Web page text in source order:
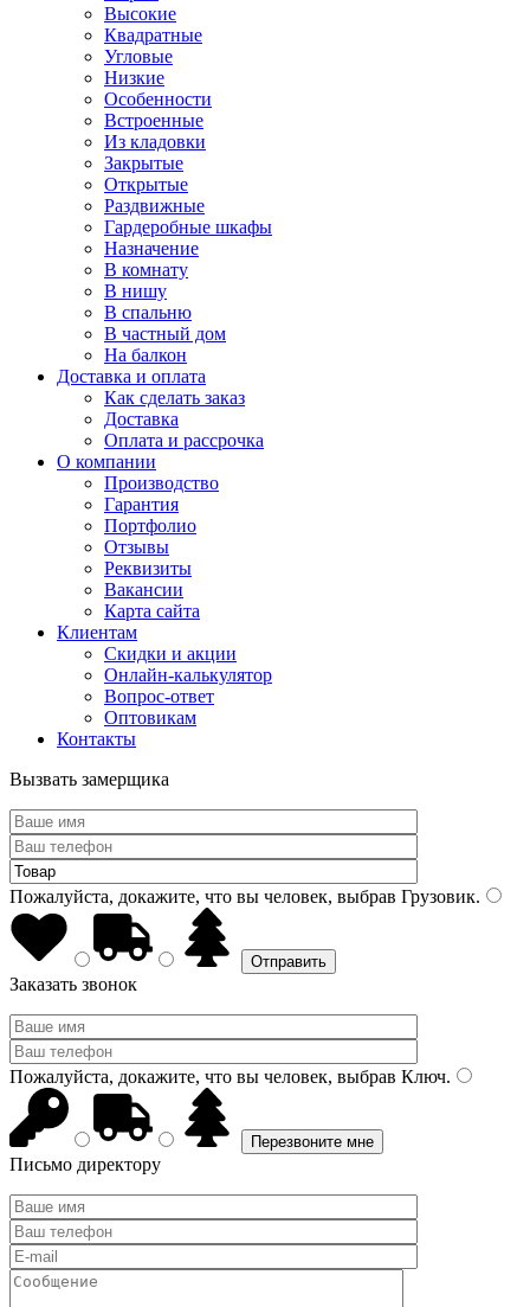
Высокие
Квадратные
Угловые
Низкие
Особенности
Встроенные
Из кладовки
Закрытые
Открытые
Раздвижные
Гардеробные шкафы
Назначение
В комнату
В нишу
В спальню
В частный дом
На балкон
Доставка и оплата
Как сделать заказ
Доставка
Оплата и рассрочка
О компании
Производство
Гарантия
Портфолио
Отзывы
Реквизиты
Вакансии
Карта сайта
Клиентам
Скидки и акции
Онлайн-калькулятор
Вопрос-ответ
Оптовикам
Контакты
Вызвать замерщика
Пожалуйста, докажите, что вы человек, выбрав Грузовик.
Заказать звонок
Пожалуйста, докажите, что вы человек, выбрав Ключ.
Письмо директору